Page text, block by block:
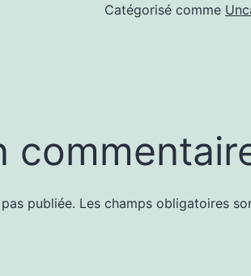
Catégorisé comme
publiée. Les champs obligatoires